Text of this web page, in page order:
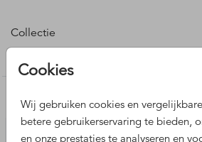
Cookies
Wij gebruiken cookies en
betere gebruikerservaring te bieden,
en onze prestaties te analyseren en
Collectie
Nog meer leuke ontwerpen